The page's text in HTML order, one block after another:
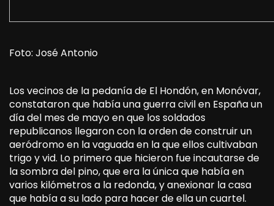
Foto: José Antonio
Los vecinos de la pedanía de El Hondón, en Monóvar,
constataron que había una guerra civil en España un
día del mes de mayo en que los soldados
republicanos llegaron con la orden de construir un
aeródromo en la vaguada en la que ellos cultivaban
trigo y vid. Lo primero que hicieron fue incautarse de
la sombra del pino, que era la única que había en
varios kilómetros a la redonda, y anexionar la casa
que había a su lado para hacer de ella un cuartel.